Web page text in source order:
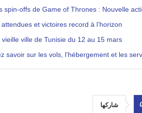
spin-offs de Game of Thrones : Nouvelle
et victoires record à l’horizon
ville de Tunisie du 12 au 15 mars
savoir sur les vols, l’hébergement et les
شاركها